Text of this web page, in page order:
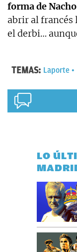
forma de Nacho
abrir al francés
el derbi…
TEMAS: Laporte
LO